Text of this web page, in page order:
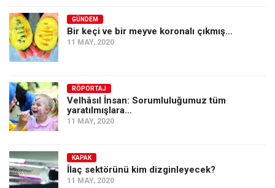
GÜNDEM
Bir keçi ve bir meyve koronalı çıkmış…
11 MAY, 2020
RÖPORTAJ
Velhâsıl İnsan: Sorumluluğumuz tüm
yaratılmışlara…
11 MAY, 2020
KAPAK
İlaç sektörünü kim dizginleyecek?
11 MAY, 2020